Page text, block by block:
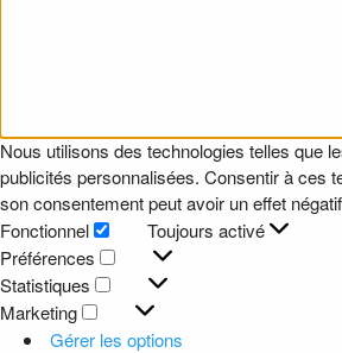
Nous utilisons des technologies telles que
publicités personnalisées. Consentir à ces
son consentement peut avoir un effet
Fonctionnel
Fonctionnel
Toujours activé
Préférences
Préférences
Statistiques
Statistiques
Marketing
Marketing
Gérer les options